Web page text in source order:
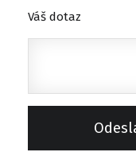
Váš dotaz